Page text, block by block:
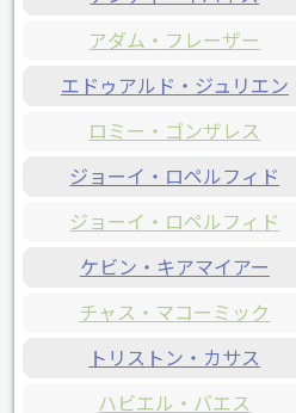
アダム・フレーザー
エドゥアルド・ジュリエン
ロミー・ゴンザレス
ジョーイ・ロペルフィド
ジョーイ・ロペルフィド
ケビン・キアマイアー
チャス・マコーミック
トリストン・カサス
ハビエル・バエス